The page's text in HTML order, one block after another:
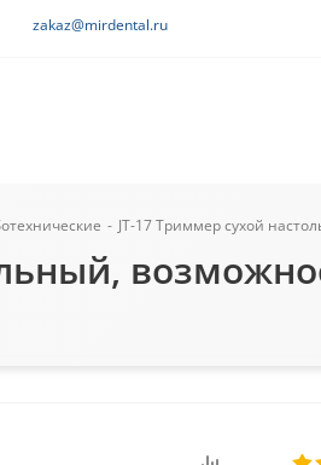
zakaz@mirdental.ru
- JT-17 Триммер сухой